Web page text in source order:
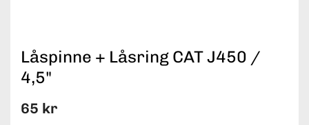
Låspinne + Låsring CAT J450 /
4,5"
65 kr